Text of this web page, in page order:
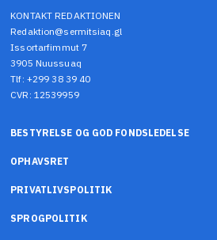
KONTAKT REDAKTIONEN
Redaktion@sermitsiaq.gl
Issortarfimmut 7
3905 Nuussuaq
Tlf: +299 38 39 40
CVR: 12539959
BESTYRELSE OG GOD FONDSLEDELSE
OPHAVSRET
PRIVATLIVSPOLITIK
SPROGPOLITIK